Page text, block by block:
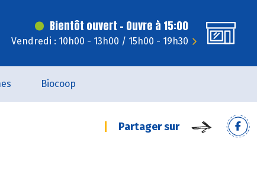
Bientôt ouvert - Ouvre à 15:00
Vendredi : 10h00 - 13h00 / 15h00 - 19h30
Biocoop
Partager sur